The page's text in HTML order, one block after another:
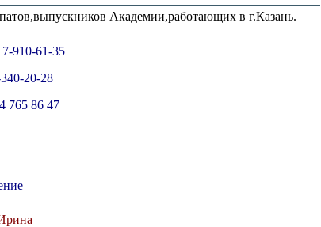
Академии,работающих в г.Казань.
910-61-35
20-28
765 86 47